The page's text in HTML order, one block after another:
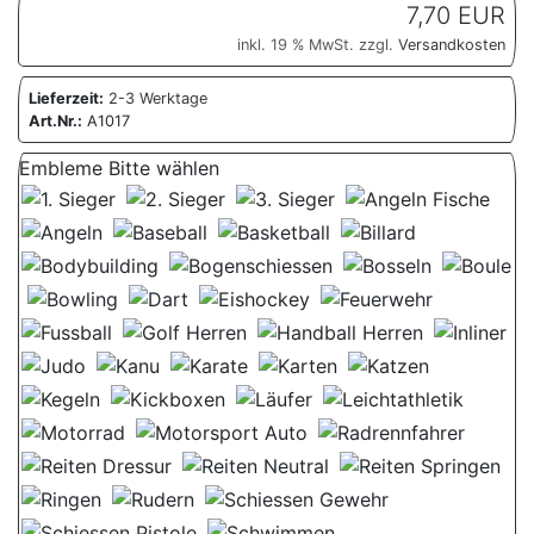
7,70 EUR
inkl. 19 % MwSt. zzgl. Versandkosten
Lieferzeit: 2-3 Werktage
Art.Nr.: A1017
Embleme Bitte wählen